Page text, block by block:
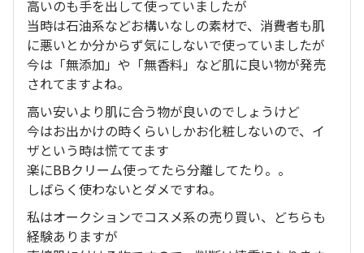
高いのも手を出して使っていましたが
当時は石油系などお構いなしの素材で、消費者も肌
に悪いとか分からず気にしないで使っていましたが
今は「無添加」や「無香料」など肌に良い物が発売
されてますよね。
高い安いより肌に合う物が良いのでしょうけど
今はお出かけの時くらいしかお化粧しないので、イ
ザという時は慌ててます
楽にBBクリーム使ってたら分離してたり。。
しばらく使わないとダメですね。
私はオークションでコスメ系の売り買い、どちらも
経験ありますが